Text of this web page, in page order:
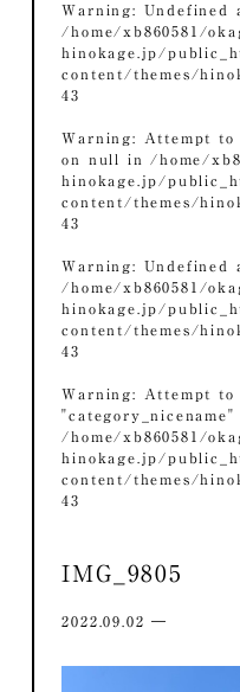
Warning: Undefined
/home/xb860581/
hinokage.jp/
content/themes/
43
Warning: Attempt to
on null in /home/
hinokage.jp/
content/themes/
43
Warning: Undefined
/home/xb860581/
hinokage.jp/
content/themes/
43
Warning: Attempt to
/home/xb860581/
hinokage.jp/
content/themes/
43
IMG_9805
2022.09.02 ―